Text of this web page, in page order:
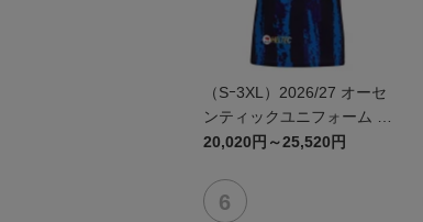
（Sｰ3XL）2026/27 オーセ
ンティックユニフォーム F
P 1st
20,020円～25,520円